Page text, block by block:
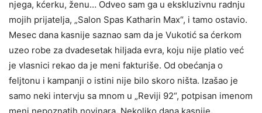
njega, kćerku, ženu… Odveo sam ga u ekskluzivnu radnju
mojih prijatelja, „Salon Spas Katharin Max“, i tamo ostavio.
Mesec dana kasnije saznao sam da je Vukotić sa ćerkom
uzeo robe za dvadesetak hiljada evra, koju nije platio već
je vlasnici rekao da je meni fakturiše. Od obećanja o
feljtonu i kampanji o istini nije bilo skoro ništa. Izašao je
samo neki intervju sa mnom u „Reviji 92“, potpisan imenom